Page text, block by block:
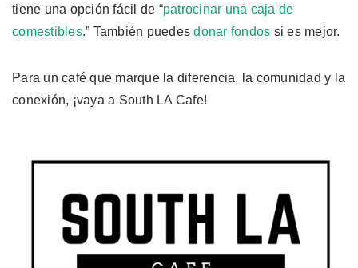
tiene una opción fácil de “patrocinar una caja de
comestibles.” También puedesdonar fondos si es mejor.
Para un café que marque la diferencia, la comunidad y la
conexión, ¡vaya a South LA Cafe!